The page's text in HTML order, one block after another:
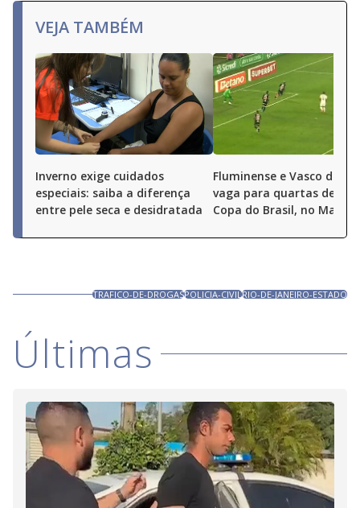
VEJA TAMBÉM
Inverno exige cuidados
especiais: saiba a diferença
entre pele seca e desidratada
Fluminense e Vasco
vaga para quartas de
Copa do Brasil, no
TRAFICO-DE-DROGASPOLICIA-CIVILRIO-DE-JANEIRO-ESTADO
Últimas